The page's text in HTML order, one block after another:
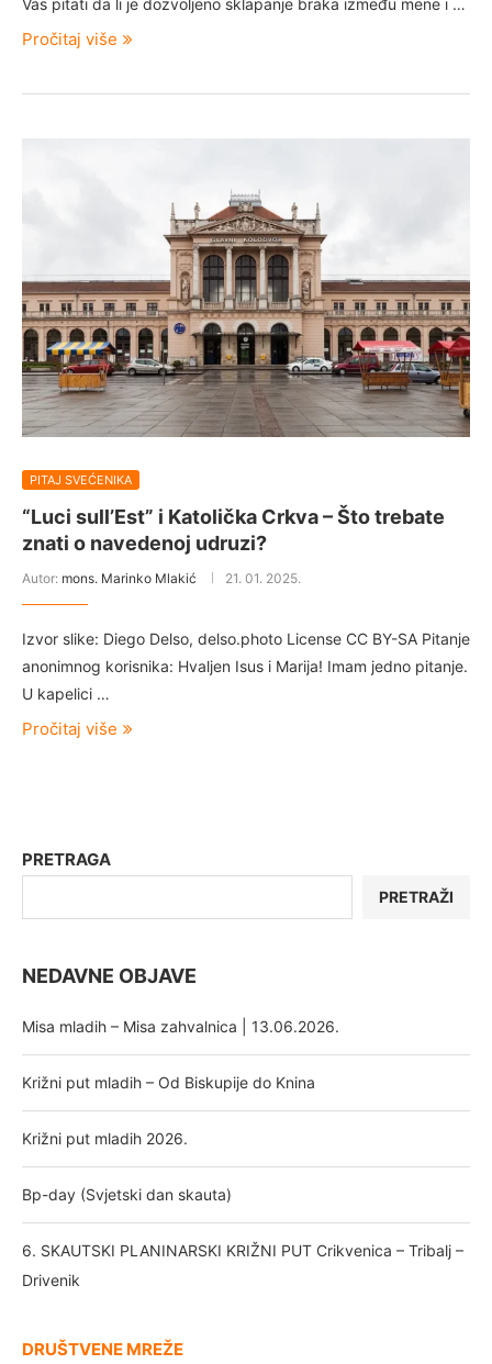
Vas pitati da li je dozvoljeno sklapanje braka između mene i …
Pročitaj više
PITAJ SVEĆENIKA
“Luci sull’Est” i Katolička Crkva – Što trebate
znati o navedenoj udruzi?
Autor: mons. Marinko Mlakić 21. 01. 2025.
Izvor slike: Diego Delso, delso.photo License CC BY-SA Pitanje
anonimnog korisnika: Hvaljen Isus i Marija! Imam jedno pitanje.
U kapelici …
Pročitaj više
PRETRAGA
PRETRAŽI
NEDAVNE OBJAVE
Misa mladih – Misa zahvalnica | 13.06.2026.
Križni put mladih – Od Biskupije do Knina
Križni put mladih 2026.
Bp-day (Svjetski dan skauta)
6. SKAUTSKI PLANINARSKI KRIŽNI PUT Crikvenica – Tribalj –
Drivenik
DRUŠTVENE MREŽE